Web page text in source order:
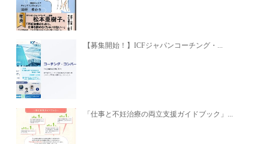
【募集開始！】ICFジャパンコーチング・...
「仕事と不妊治療の両立支援ガイドブック」...